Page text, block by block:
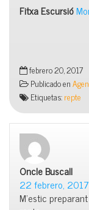
Fitxa Escursió
febrero 20, 2017
Publicado en
Etiquetas:repte
Oncle Buscall
22 febrero,
M’estic